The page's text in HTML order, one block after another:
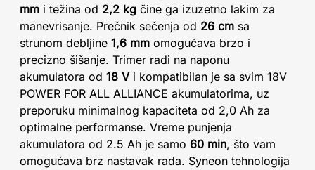
mm i težina od 2,2 kg čine ga izuzetno lakim za
manevrisanje. Prečnik sečenja od 26 cm sa
strunom debljine 1,6 mm omogućava brzo i
precizno šišanje. Trimer radi na naponu
akumulatora od 18 Vi kompatibilan je sa svim 18V
POWER FOR ALL ALLIANCE akumulatorima, uz
preporuku minimalnog kapaciteta od 2,0 Ah za
optimalne performanse. Vreme punjenja
akumulatora od 2.5 Ah je samo 60 min, što vam
omogućava brz nastavak rada. Syneon tehnologija